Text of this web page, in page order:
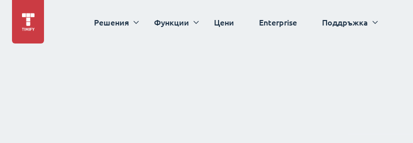
Решения Функции Цени Enterprise Поддръжка